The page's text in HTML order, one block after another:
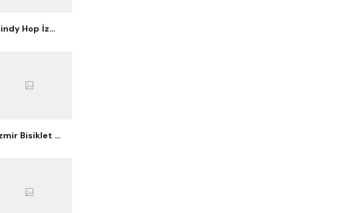
Lindy Hop İzmir
İzmir Bisiklet Eğitimi